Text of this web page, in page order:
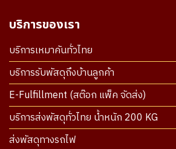
บริการของเรา
บริการเหมาคันทั่วไทย
บริการรับพัสดุถึงบ้านลูกค้า
E-Fulfillment (สต๊อก แพ็ค จัดส่ง)
บริการส่งพัสดุทั่วไทย น้ำหนัก 200 KG
ส่งพัสดุทางรถไฟ